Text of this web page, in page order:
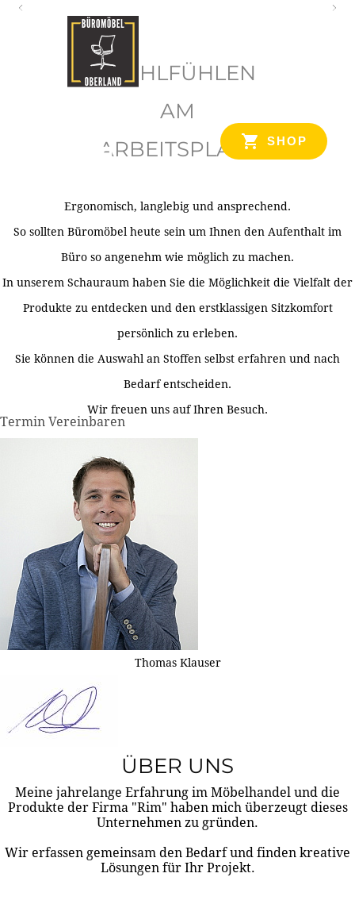
SHOP
WOHLFÜHLEN
AM
ARBEITSPLATZ
Ergonomisch, langlebig und ansprechend.
So sollten Büromöbel heute sein um Ihnen den Aufenthalt im
Büro so angenehm wie möglich zu machen.
In unserem Schauraum haben Sie die Möglichkeit die Vielfalt der
Produkte zu entdecken und den erstklassigen Sitzkomfort
persönlich zu erleben.
Sie können die Auswahl an Stoffen selbst erfahren und nach
Bedarf entscheiden.
Wir freuen uns auf Ihren Besuch.
Termin Vereinbaren
Thomas Klauser
ÜBER UNS
Meine jahrelange Erfahrung im Möbelhandel und die
Produkte der Firma "Rim" haben mich überzeugt dieses
Unternehmen zu gründen.
Wir erfassen gemeinsam den Bedarf und finden kreative
Lösungen für Ihr Projekt.